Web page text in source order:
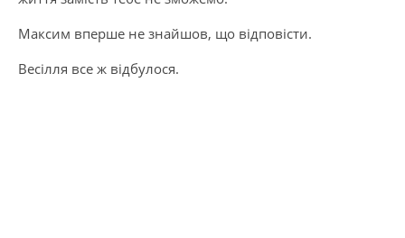
Максим вперше не знайшов, що відповісти.
Весілля все ж відбулося.